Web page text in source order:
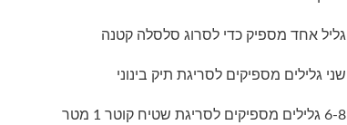
גליל אחד מספיק כדי לסרוג סלסלה קטנה
שני גלילים מספיקים לסריגת תיק בינוני
6-8 גלילים מספיקים לסריגת שטיח קוטר 1 מטר